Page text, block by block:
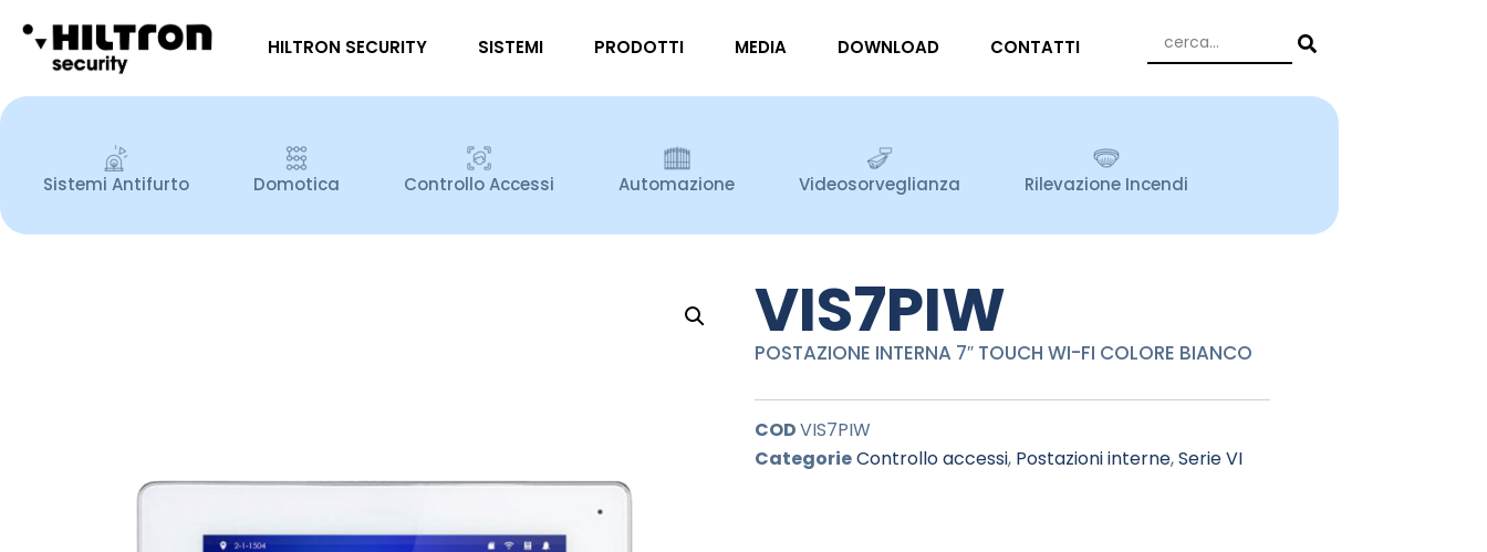
HILTRON SECURITY SISTEMI PRODOTTI MEDIA DOWNLOAD CONTATTI
Sistemi Antifurto Domotica Controllo Accessi Automazione Videosorveglianza Rilevazione Incendi
VIS7PIW
POSTAZIONE INTERNA 7″ TOUCH WI-FI COLORE BIANCO
CODVIS7PIW
CategorieControllo accessi, Postazioni interne,Serie VI